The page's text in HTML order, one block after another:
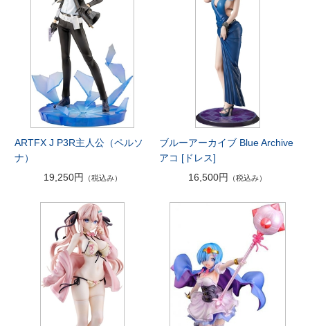
ARTFX J P3R主人公（ペルソ
ナ）
19,250円
（税込み）
ブルーアーカイブ Blue Archive
アコ [ドレス]
16,500円
（税込み）